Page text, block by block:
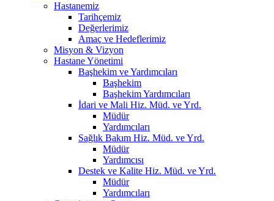
Hastanemiz
Tarihçemiz
Değerlerimiz
Amaç ve Hedeflerimiz
Misyon & Vizyon
Hastane Yönetimi
Başhekim ve Yardımcıları
Başhekim
Başhekim Yardımcıları
İdari ve Mali Hiz. Müd. ve Yrd.
Müdür
Yardımcıları
Sağlık Bakım Hiz. Müd. ve Yrd.
Müdür
Yardımcısı
Destek ve Kalite Hiz. Müd. ve Yrd.
Müdür
Yardımcıları